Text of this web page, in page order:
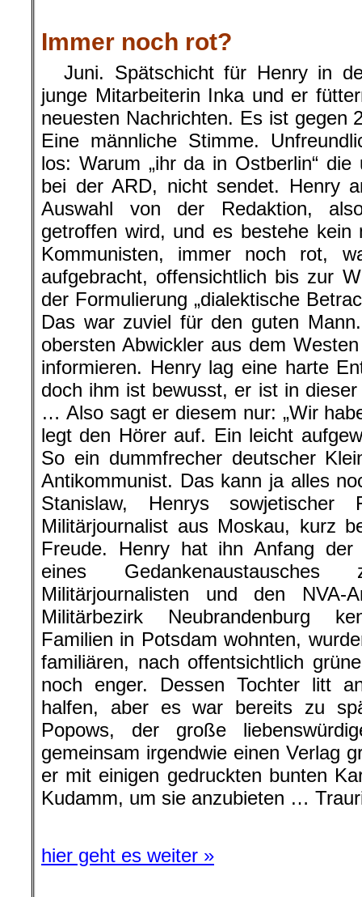
Immer noch rot?
Juni. Spätschicht für Henry in
junge Mitarbeiterin Inka und er
neuesten Nachrichten. Es ist gegen
Eine männliche Stimme.
los: Warum „ihr da in Ostberlin“
bei der ARD, nicht sendet. Henry
Auswahl von der Redaktion,
getroffen wird, und es bestehe kein
Kommunisten, immer noch rot,
aufgebracht, offensichtlich bis zur
der Formulierung „dialektische
Das war zuviel für den guten
obersten Abwickler aus dem
informieren. Henry lag eine harte
doch ihm ist bewusst, er ist in
… Also sagt er diesem nur: „Wir
legt den Hörer auf. Ein leicht
So ein dummfrecher deutscher
Antikommunist. Das kann ja alles
Stanislaw, Henrys sowjetischer
Militärjournalist aus Moskau, kurz
Freude. Henry hat ihn Anfang der
eines Gedankenaustausches
Militärjournalisten und den NVA-
Militärbezirk Neubrandenburg
Familien in Potsdam wohnten,
familiären, nach offentsichtlich
noch enger. Dessen Tochter litt
halfen, aber es war bereits zu
Popows, der große
gemeinsam irgendwie einen Verlag
er mit einigen gedruckten bunten
Kudamm, um sie anzubieten …
hier geht es weiter »